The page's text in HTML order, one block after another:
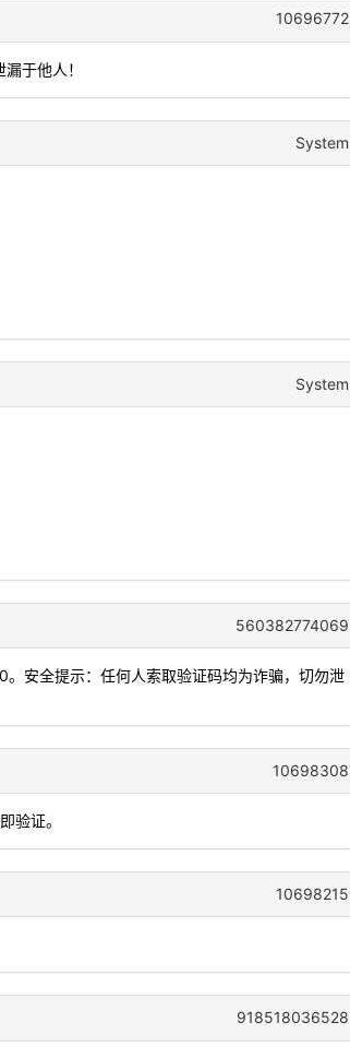
10696772
于他人！
System
System
560382774069
安全提示：任何人索取验证码均为诈骗，切勿泄
10698308
验证。
10698215
918518036528